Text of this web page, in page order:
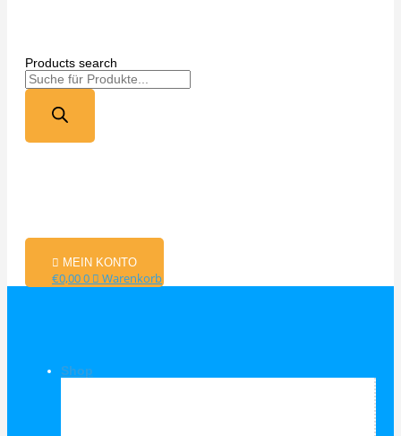
Products search
MEIN KONTO
€0,000 Warenkorb
Shop